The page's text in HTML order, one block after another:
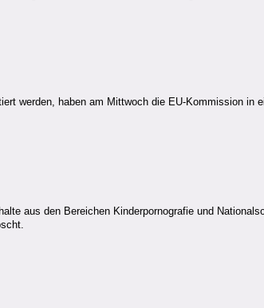
werden, haben am Mittwoch die EU-Kommission in
aus den Bereichen Kinderpornografie und